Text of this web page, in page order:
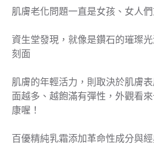
肌膚老化問題一直是女孩、女人
資生堂發現，就像是鑽石的璀璨
刻面
肌膚的年輕活力，則取決於肌膚
面越多、越飽滿有彈性，外觀看
康喔！
百優精純乳霜添加革命性成分與